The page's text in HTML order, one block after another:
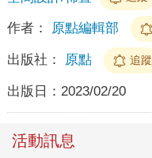
作者： 原點編輯部
出版社： 原點 追蹤
出版日： 2023/02/20
活動訊息